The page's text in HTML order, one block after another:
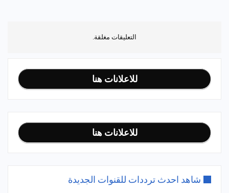
التعليقات مغلقة.
للاعلانات هنا
للاعلانات هنا
شاهد احدث ترددات للقنوات الجديدة